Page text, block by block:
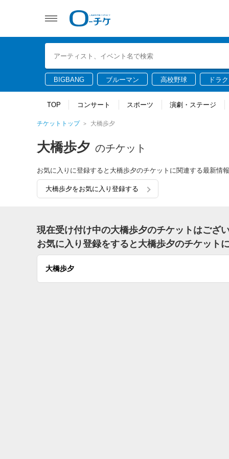
BIGBANG ブルーマン 高校野球 ドラ
TOP コンサート スポーツ 演劇・ステージ
チケットトップ 大橋歩夕
大橋歩夕 のチケット
お気に入りに登録すると大橋歩夕のチケットに関連する最新情
大橋歩夕をお気に入り登録する
現在受け付け中の大橋歩夕のチケットはござい
お気に入り登録をすると大橋歩夕のチケット
大橋歩夕